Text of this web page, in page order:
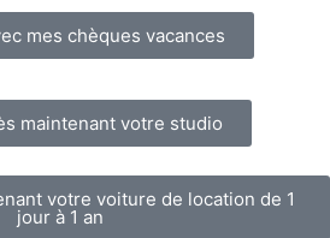
mes chèques vacances
maintenant votre studio
votre voiture de location de 1
jour à 1 an